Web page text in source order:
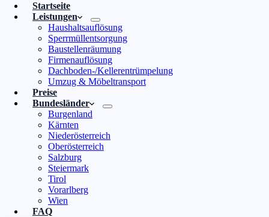
Startseite
Leistungen
Haushaltsauflösung
Sperrmüllentsorgung
Baustellenräumung
Firmenauflösung
Dachboden-/Kellerentrümpelung
Umzug & Möbeltransport
Preise
Bundesländer
Burgenland
Kärnten
Niederösterreich
Oberösterreich
Salzburg
Steiermark
Tirol
Vorarlberg
Wien
FAQ